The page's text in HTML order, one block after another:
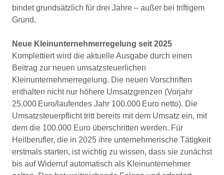
bindet grundsätzlich für drei Jahre – außer bei triftigem
Grund.
Neue Kleinunternehmerregelung seit 2025
Komplettiert wird die aktuelle Ausgabe durch einen
Beitrag zur neuen umsatzsteuerlichen
Kleinunternehmerregelung. Die neuen Vorschriften
enthalten nicht nur höhere Umsatzgrenzen (Vorjahr
25.000 Euro/laufendes Jahr 100.000 Euro netto). Die
Umsatzsteuerpflicht tritt bereits mit dem Umsatz ein, mit
dem die 100.000 Euro überschritten werden. Für
Heilberufler, die in 2025 ihre unternehmerische Tätigkeit
erstmals starten, ist wichtig zu wissen, dass sie zunächst
bis auf Widerruf automatisch als Kleinunternehmer